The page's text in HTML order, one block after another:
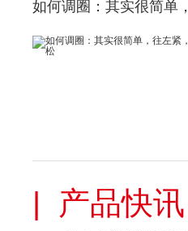
如何调圈：其实很简单
| 产品快